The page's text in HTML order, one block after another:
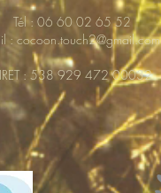
Tél : 06 60 02 65 52
: cocoon.touch2@gmail.com
: 538 929 472 00032